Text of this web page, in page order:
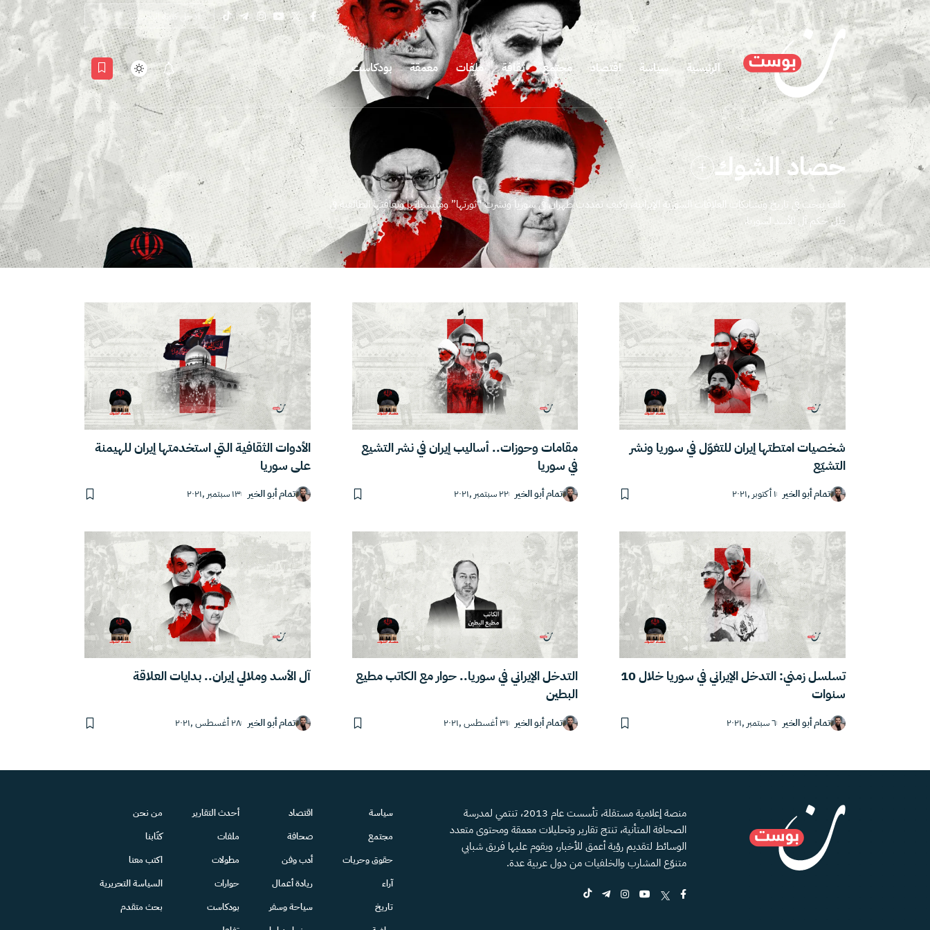
الرئيسية سياسة اقتصاد مجتمع ثقافة ملفات معمقة بودكاست
حصاد الشوك
ملف يبحث في تاريخ وتشابكات العلاقات السورية الإيرانية، وكيف تمددت طهران في سوريا ونشرت “ثورتها” ومليشياتها وثقافتها الطائفية في
ظل حكم آل الأسد لسوريا.
شخصيات امتطتها إيران للتغوّل في سوريا ونشر
التشيّع
تمام أبو الخير ١ أكتوبر ,٢٠٢١
مقامات وحوزات.. أساليب إيران في نشر التشيع
في سوريا
تمام أبو الخير ٢٢ سبتمبر ,٢٠٢١
الأدوات الثقافية التي استخدمتها إيران للهيمنة
على سوريا
تمام أبو الخير ١٣ سبتمبر ,٢٠٢١
تسلسل زمني: التدخل الإيراني في سوريا خلال 10
سنوات
تمام أبو الخير ٦ سبتمبر ,٢٠٢١
التدخل الإيراني في سوريا.. حوار مع الكاتب مطيع
البطين
تمام أبو الخير ٣١ أغسطس ,٢٠٢١
آل الأسد وملالي إيران.. بدايات العلاقة
تمام أبو الخير ٢٨ أغسطس ,٢٠٢١
منصة إعلامية مستقلة، تأسست عام 2013، تنتمي لمدرسة
الصحافة المتأنية، تنتج تقارير وتحليلات معمقة ومحتوى متعدد
الوسائط لتقديم رؤية أعمق للأخبار، ويقوم عليها فريق شبابي
متنوّع المشارب والخلفيات من دول عربية عدة.
سياسة
مجتمع
حقوق وحريات
آراء
تاريخ
اقتصاد
صحافة
أدب وفن
ريادة أعمال
سياحة وسفر
أحدث التقارير
ملفات
مطولات
حوارات
بودكاست
من نحن
كتّابنا
اكتب معنا
السياسة التحريرية
بحث متقدم